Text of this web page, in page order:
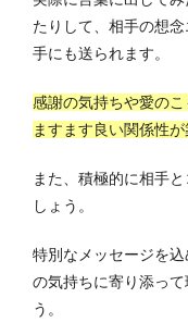
たりして、相手の想
手にも送られます。
感謝の気持ちや愛のこ
ますます良い関係性
また、積極的に相手
しょう。
特別なメッセージを
の気持ちに寄り添っ
う。